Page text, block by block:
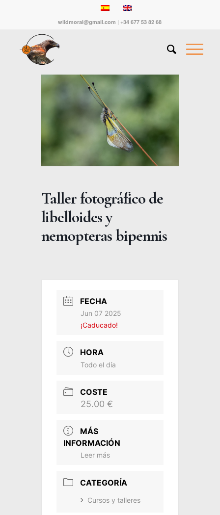
wildmoral@gmail.com | +34 677 53 82 68
Taller fotográfico de
libelloides y
nemopteras bipennis
FECHA
Jun 07 2025
¡Caducado!
HORA
Todo el día
COSTE
25.00 €
MÁS
INFORMACIÓN
Leer más
CATEGORÍA
Cursos y talleres